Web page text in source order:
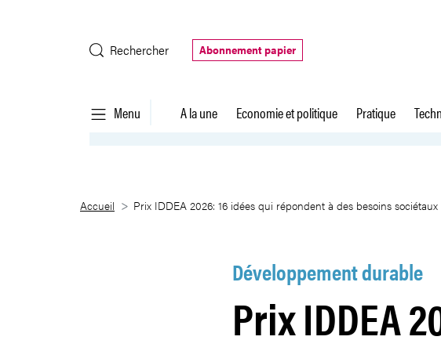
Rechercher
Abonnement papier
Menu A la une Economie et politique Pratique
Prix IDDEA 2026: 16 idées qui
Accueil Prix IDDEA 2026: 16 idées qui répondent à des besoins sociétaux
Développement durable
Prix IDDEA